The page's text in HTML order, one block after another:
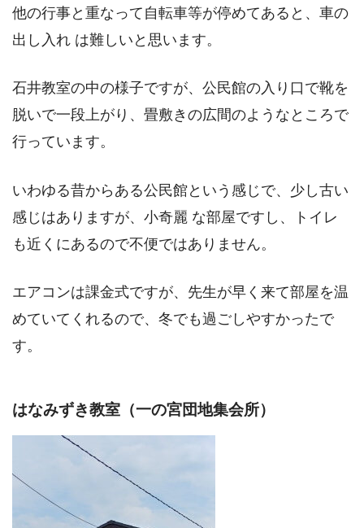
他の行事と重なって自転車等が停めてあると、車の
出し入れ は難しいと思います。
石井教室の中の様子ですが、公民館の入り口で靴を
脱いで一段上がり、畳敷きの広間のようなところで
行っています。
いわゆる昔からある公民館という感じで、少し古い
感じはありますが、小奇麗 な部屋ですし、トイレ
も近くにあるので不便ではありません。
エアコンは課金式ですが、先生が早く来て部屋を温
めていてくれるので、冬でも過ごしやすかったで
す。
はなみずき教室（一の宮団地集会所）